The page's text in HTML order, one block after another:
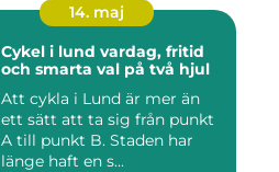
14. maj
Cykel i lund vardag, fritid
och smarta val på två hjul
Att cykla i Lund är mer än
ett sätt att ta sig från punkt
A till punkt B. Staden har
länge haft en s...